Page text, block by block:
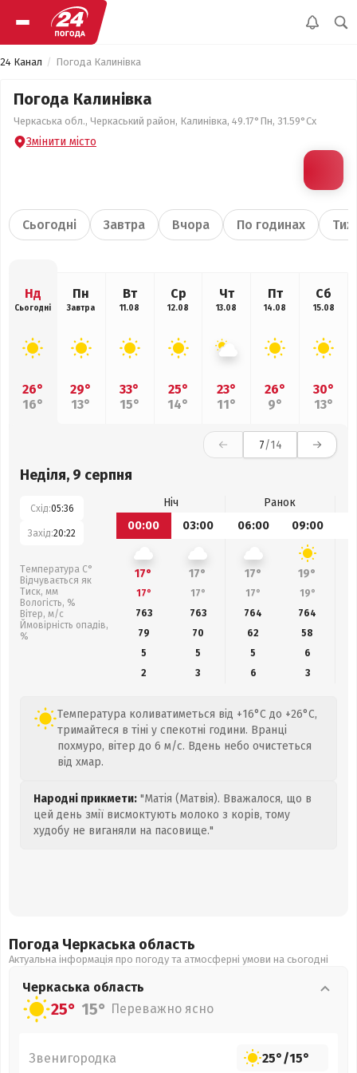
24 Канал Погода Калинівка
Погода Калинівка
Черкаська обл., Черкаський район, Калинівка, 49.17°Пн, 31.59°Сх
Змінити місто
Сьогодні Завтра Вчора По годинах
Нд
Сьогодні
26°
16°
Пн
Завтра
29°
13°
Вт
11.08
33°
15°
Ср
12.08
25°
14°
Чт
13.08
23°
11°
Пт
14.08
26°
9°
Сб
15.08
30°
13°
7/14
Неділя, 9 серпня
Схід:05:36
Захід:20:22
Температура С°
Відчувається як
Тиск, мм
Вологість, %
Вітер, м/с
Ймовірність опадів,
%
Ніч
Ранок
00:00
03:00 06:00 09:00
17° 17° 17° 19°
17° 17° 17° 19°
763
763 764 764
79
70 62 58
5
5 5
6
2
3 6 3
Температура коливатиметься від +16°C до +26°C,
тримайтеся в тіні у спекотні години. Вранці
похмуро, вітер до 6 м/с. Вдень небо очистеться
від хмар.
Народні прикмети: "Матія (Матвія). Вважалося, що в
цей день змії висмоктують молоко з корів, тому
худобу не виганяли на пасовище."
Погода Черкаська область
Актуальна інформація про погоду та атмосферні умови на сьогодні
Черкаська область
25° 15° Переважно ясно
Звенигородка 25°/15°